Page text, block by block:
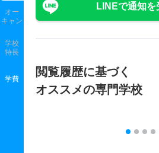
オー
キャン
学校
特長
学費
LINEで通知を
閲覧履歴に基づく
オススメの専門学校